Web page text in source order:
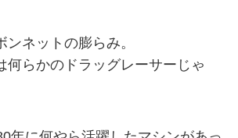
ネットの膨らみ。
何らかのドラッグレーサーじゃ